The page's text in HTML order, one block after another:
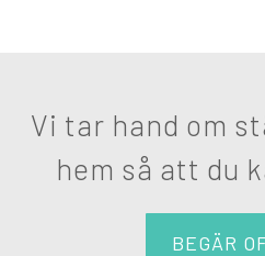
Vi tar hand om
hem så att du
BEGÄR